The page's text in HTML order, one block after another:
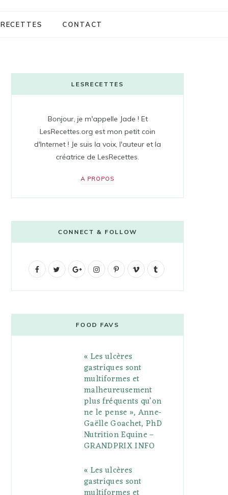
RECETTES CONTACT
LESRECETTES
Bonjour, je m'appelle Jade ! Et
LesRecettes.org est mon petit coin
d'Internet ! Je suis la voix, l'auteur et la
créatrice de LesRecettes.
A PROPOS
CONNECT & FOLLOW
F
b
t
G
g
l
e
P
u
s
I
t
a
g
r
a
P
e
r
e
s
V
o
l
FOOD FAVS
« Les ulcères
gastriques sont
multiformes et
malheureusement
plus fréquents qu’on
ne le pense », Anne-
Gaëlle Goachet, PhD
Nutrition Equine –
GRANDPRIX INFO
« Les ulcères
gastriques sont